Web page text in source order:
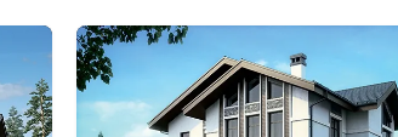
СТРОИТЕЛЬСТВА